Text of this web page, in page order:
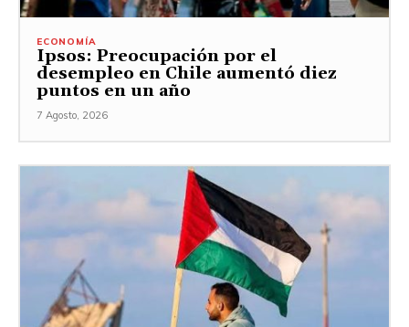
ECONOMÍA
Ipsos: Preocupación por el
desempleo en Chile aumentó diez
puntos en un año
7 Agosto, 2026